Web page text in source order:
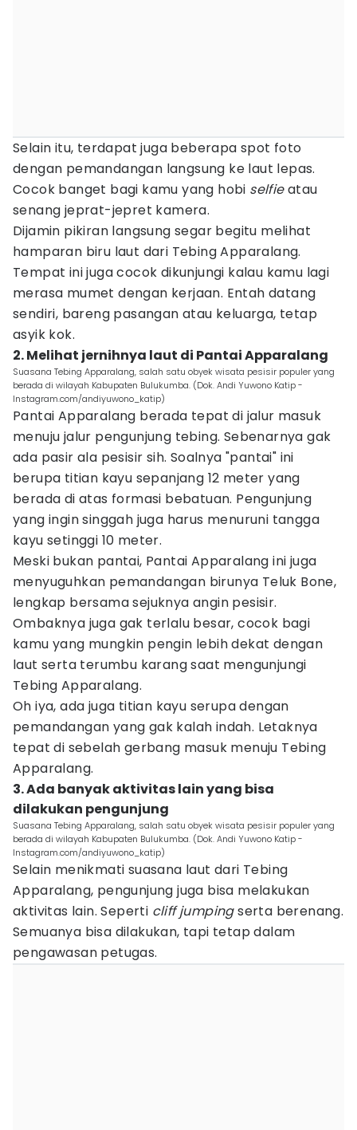
Selain itu, terdapat juga beberapa spot foto
dengan pemandangan langsung ke laut lepas.
Cocok banget bagi kamu yang hobi selfieatau
senang jeprat-jepret kamera.
Dijamin pikiran langsung segar begitu melihat
hamparan biru laut dari Tebing Apparalang.
Tempat ini juga cocok dikunjungi kalau kamu lagi
merasa mumet dengan kerjaan. Entah datang
sendiri, bareng pasangan atau keluarga, tetap
asyik kok.
2. Melihat jernihnya laut di Pantai Apparalang
Suasana Tebing Apparalang, salah satu obyek wisata pesisir populer yang
berada di wilayah Kabupaten Bulukumba. (Dok. Andi Yuwono Katip -
Instagram.com/andiyuwono_katip)
Pantai Apparalang berada tepat di jalur masuk
menuju jalur pengunjung tebing. Sebenarnya gak
ada pasir ala pesisir sih. Soalnya "pantai" ini
berupa titian kayu sepanjang 12 meter yang
berada di atas formasi bebatuan. Pengunjung
yang ingin singgah juga harus menuruni tangga
kayu setinggi 10 meter.
Meski bukan pantai, Pantai Apparalang ini juga
menyuguhkan pemandangan birunya Teluk Bone,
lengkap bersama sejuknya angin pesisir.
Ombaknya juga gak terlalu besar, cocok bagi
kamu yang mungkin pengin lebih dekat dengan
laut serta terumbu karang saat mengunjungi
Tebing Apparalang.
Oh iya, ada juga titian kayu serupa dengan
pemandangan yang gak kalah indah. Letaknya
tepat di sebelah gerbang masuk menuju Tebing
Apparalang.
3. Ada banyak aktivitas lain yang bisa
dilakukan pengunjung
Suasana Tebing Apparalang, salah satu obyek wisata pesisir populer yang
berada di wilayah Kabupaten Bulukumba. (Dok. Andi Yuwono Katip -
Instagram.com/andiyuwono_katip)
Selain menikmati suasana laut dari Tebing
Apparalang, pengunjung juga bisa melakukan
aktivitas lain. Seperti cliff jumpingserta berenang.
Semuanya bisa dilakukan, tapi tetap dalam
pengawasan petugas.